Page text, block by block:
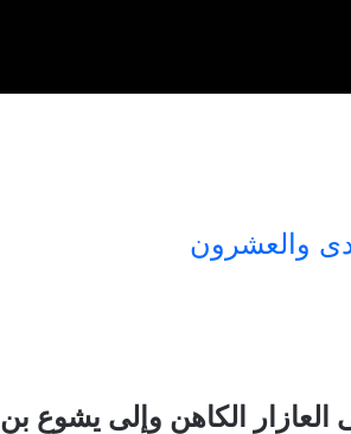
والعشرون
إلى العازار الكاهن وإلى يشوع بن